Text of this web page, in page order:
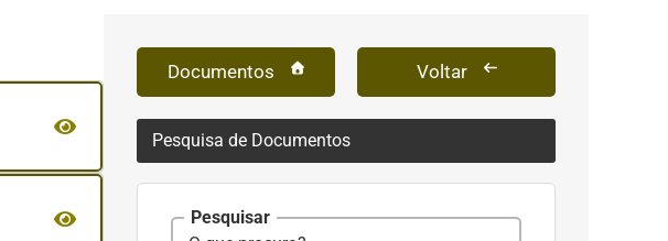
Documentos Voltar
Pesquisa de Documentos
Pesquisar